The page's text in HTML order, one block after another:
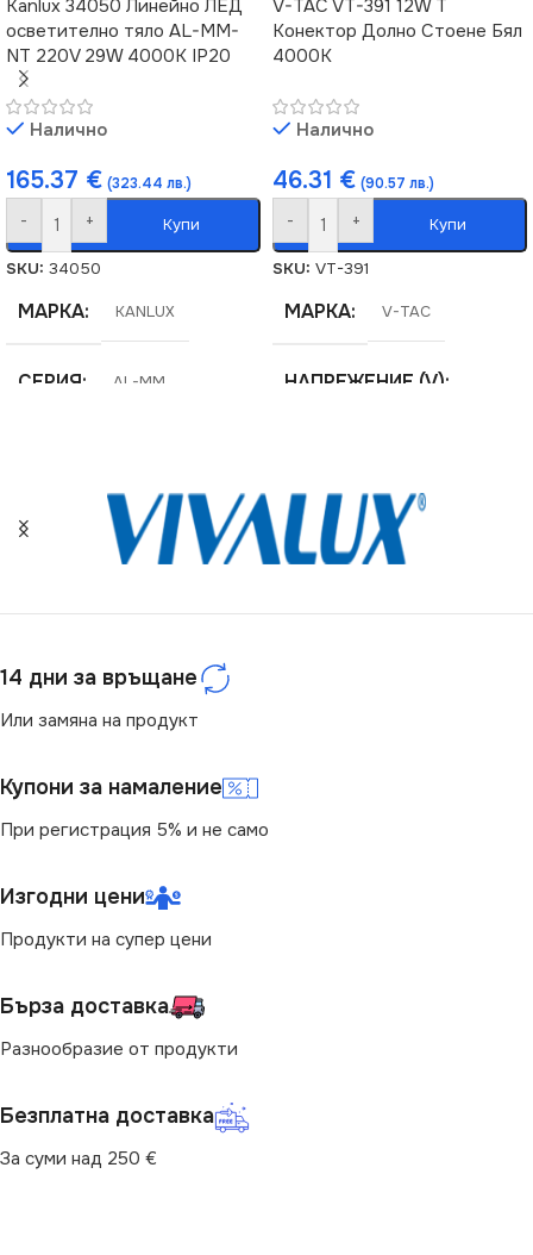
Kanlux 34050 Линейно ЛЕД
осветително тяло AL-MM-
NT 220V 29W 4000K IP20
Налично
165.37 € (323.44 лв.)
- + Купи
SKU: 34050
МАРКА KANLUX
СЕРИЯ AL-MM
4000
3900
НАПРЕЖЕНИЕ (V)
220V
МОЩНОСТ (W) 29
V-TAC VT-391 12W T
Конектор Долно Стоене Бял
4000K
Налично
46.31 € (90.57 лв.)
- + Купи
SKU: VT-391
МАРКА V-TAC
НАПРЕЖЕНИЕ (V)
ЕНЕРГИЕН КЛАС
14 дни за връщане
Или замяна на продукт
Купони за намаление
При регистрация 5% и не само
Изгодни цени
Продукти на супер цени
Бърза доставка
Разнообразие от продукти
Безплатна доставка
За суми над 250 €